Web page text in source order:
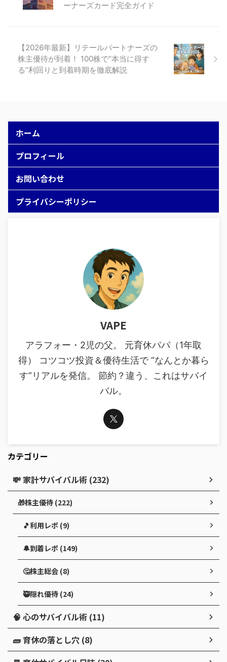
ーナーズカード完全ガイド
【2026年最新】リテールパートナーズの
株主優待が到着！ 100株で“本当に得す
る”利回りと到着時期を徹底解説
ホーム
プロフィール
お問い合わせ
プライバシーポリシー
VAPE
アラフォー・2児の父。 元育休パパ（1年取
得） コツコツ投資＆優待生活で “なんとか暮ら
す”リアルを発信。 節約？違う、これはサバイ
バル。
カテゴリー
💸 家計サバイバル術 (232)
🎁株主優待 (222)
🎵利用レポ (9)
🔔到着レポ (149)
🤔株主総会 (8)
🥷隠れ優待 (24)
🧠 心のサバイバル術 (11)
🧱 育休の落とし穴 (8)